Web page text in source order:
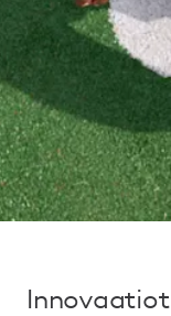
Innovaatiot